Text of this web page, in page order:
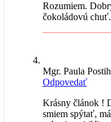
Rozumiem.
čokoládovú
Mgr. Paula
Odpovedať
Krásny článok !
smiem spýtať,